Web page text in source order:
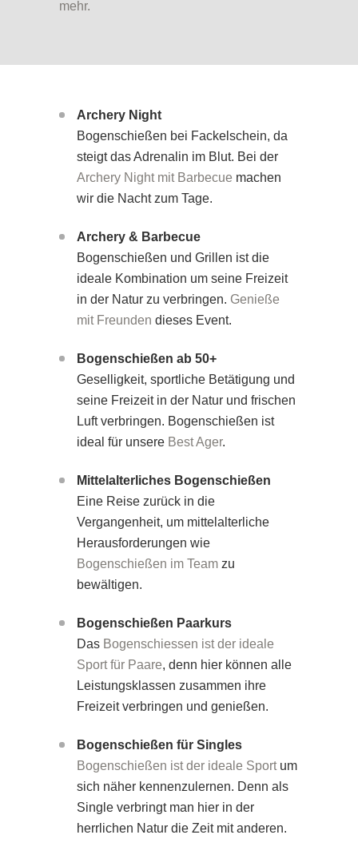
mehr.
Archery Night
Bogenschießen bei Fackelschein, da
steigt das Adrenalin im Blut. Bei der
Archery Night mit Barbecue machen
wir die Nacht zum Tage.
Archery & Barbecue
Bogenschießen und Grillen ist die
ideale Kombination um seine Freizeit
in der Natur zu verbringen. Genieße
mit Freunden dieses Event.
Bogenschießen ab 50+
Geselligkeit, sportliche Betätigung und
seine Freizeit in der Natur und frischen
Luft verbringen. Bogenschießen ist
ideal für unsere Best Ager.
Mittelalterliches Bogenschießen
Eine Reise zurück in die
Vergangenheit, um mittelalterliche
Herausforderungen wie
Bogenschießen im Team zu
bewältigen.
Bogenschießen Paarkurs
Das Bogenschiessen ist der ideale
Sport für Paare, denn hier können alle
Leistungsklassen zusammen ihre
Freizeit verbringen und genießen.
Bogenschießen für Singles
Bogenschießen ist der ideale Sportum
sich näher kennenzulernen. Denn als
Single verbringt man hier in der
herrlichen Natur die Zeit mit anderen.